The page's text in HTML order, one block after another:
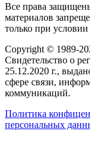
Все права
материалов
только при
Copyright © 1989-
Свидетельство о
25.12.2020 г.,
сфере связи,
коммуникаций.
Политика
персональных